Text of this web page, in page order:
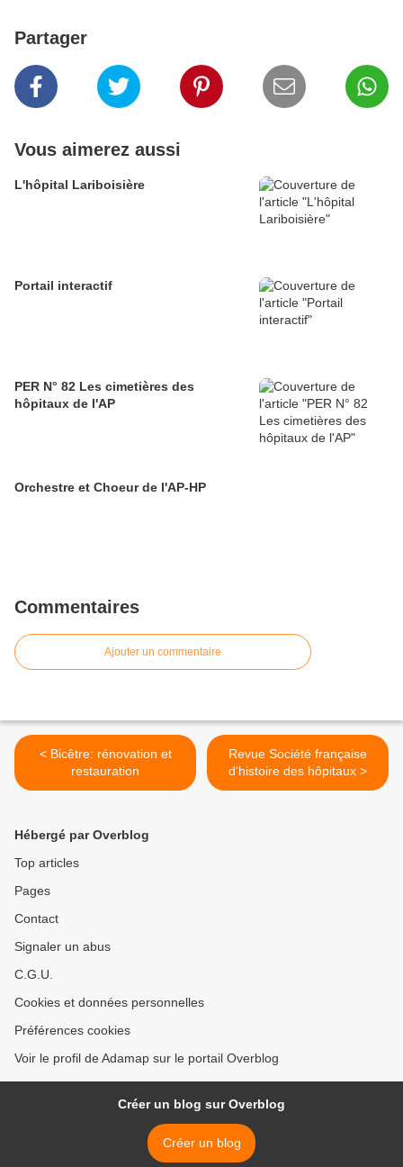
Partager
Vous aimerez aussi
L'hôpital Lariboisière
Portail interactif
PER N° 82 Les cimetières des
hôpitaux de l'AP
Orchestre et Choeur de l'AP-HP
Commentaires
Ajouter un commentaire
< Bicêtre: rénovation et
restauration
Revue Société française
d'histoire des hôpitaux >
Hébergé par Overblog
Top articles
Pages
Contact
Signaler un abus
C.G.U.
Cookies et données personnelles
Préférences cookies
Voir le profil de Adamap sur le portail Overblog
Créer un blog sur Overblog
Créer un blog